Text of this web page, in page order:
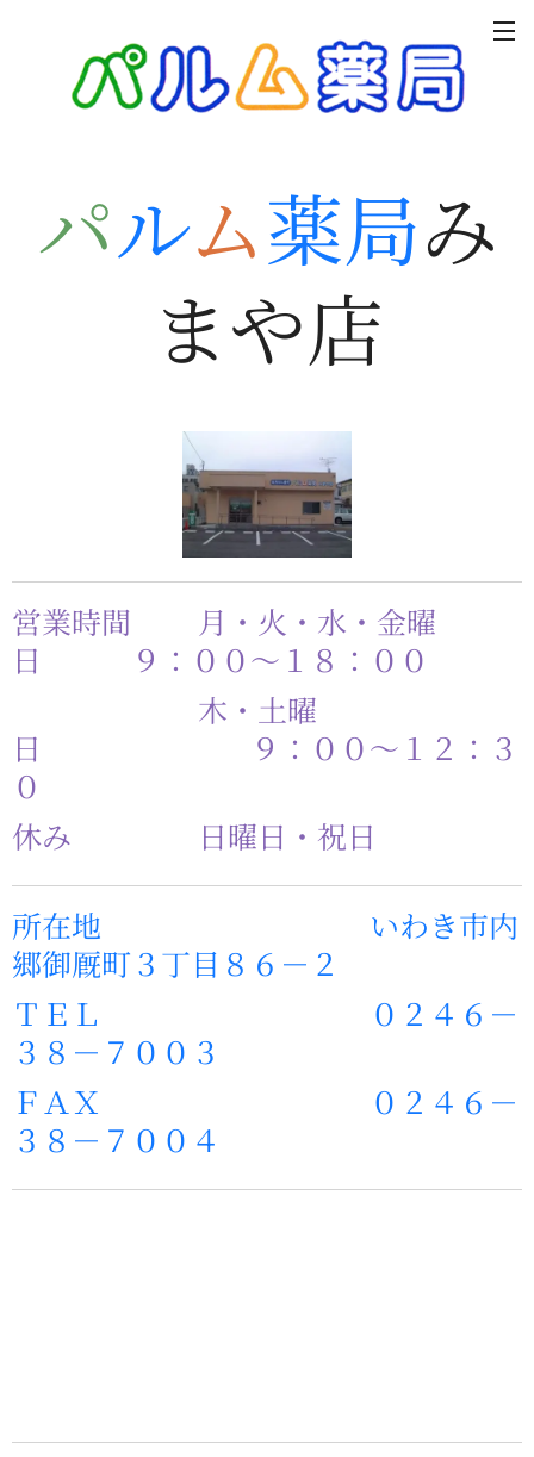
パルム薬局み
まや店
営業時間 月・火・水・金曜
日 ９：００～１８：００
木・土曜
日 ９：００～１２：３
０
休み 日曜日・祝日
所在地 いわき市内
郷御厩町３丁目８６－２
ＴＥＬ ０２４６－
３８－７００３
ＦＡＸ ０２４６－
３８－７００４